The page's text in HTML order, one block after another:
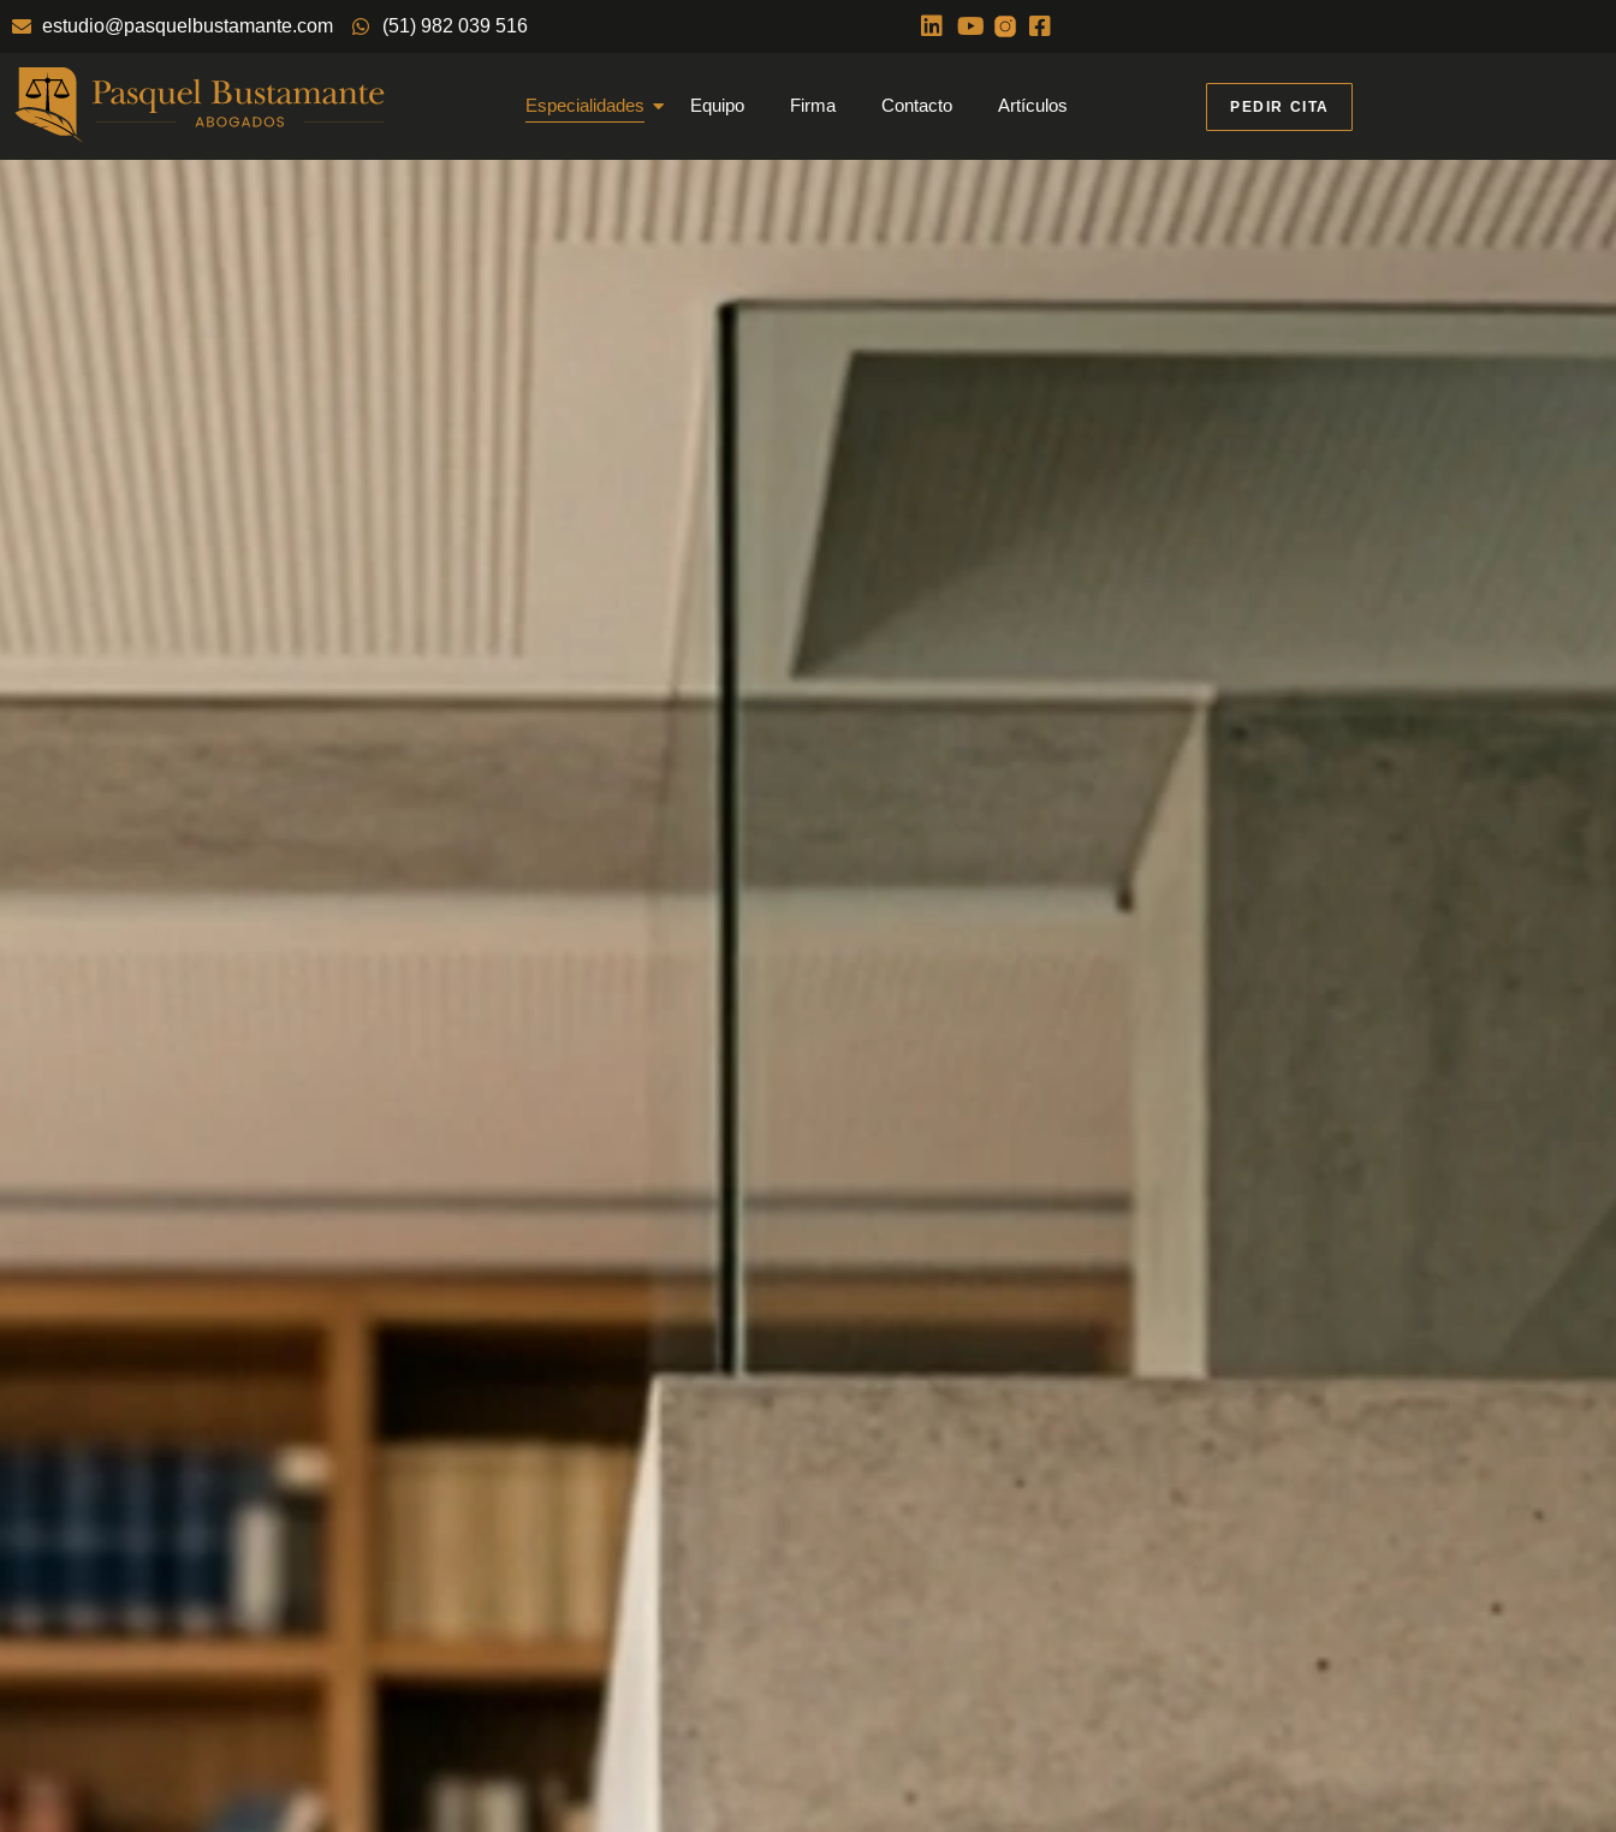
estudio@pasquelbustamante.com (51) 982 039 516
Especialidades Equipo Firma Contacto Artículos PEDIR CITA